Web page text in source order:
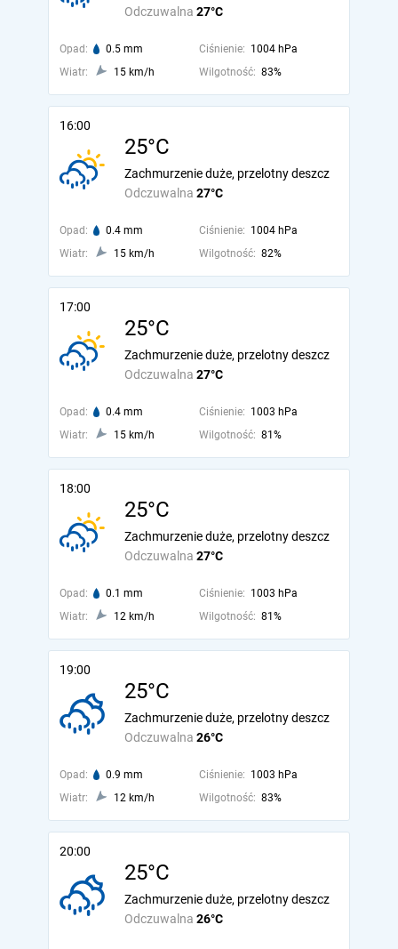
Odczuwalna 27°C
Opad: 0.5 mm Ciśnienie: 1004 hPa
Wiatr:
15 km/h Wilgotność: 83%
16:00
25°C
Odczuwalna 27°C
Zachmurzenie duże, przelotny deszcz
Opad: 0.4 mm Ciśnienie: 1004 hPa
Wiatr:
15 km/h Wilgotność: 82%
17:00
25°C
Odczuwalna 27°C
Zachmurzenie duże, przelotny deszcz
Opad: 0.4 mm Ciśnienie: 1003 hPa
Wiatr:
15 km/h Wilgotność: 81%
18:00
25°C
Odczuwalna 27°C
Zachmurzenie duże, przelotny deszcz
Opad: 0.1 mm Ciśnienie: 1003 hPa
Wiatr:
12 km/h Wilgotność: 81%
19:00
25°C
Odczuwalna 26°C
Zachmurzenie duże, przelotny deszcz
Opad: 0.9 mm Ciśnienie: 1003 hPa
Wiatr:
12 km/h Wilgotność: 83%
20:00
25°C
Odczuwalna 26°C
Zachmurzenie duże, przelotny deszcz